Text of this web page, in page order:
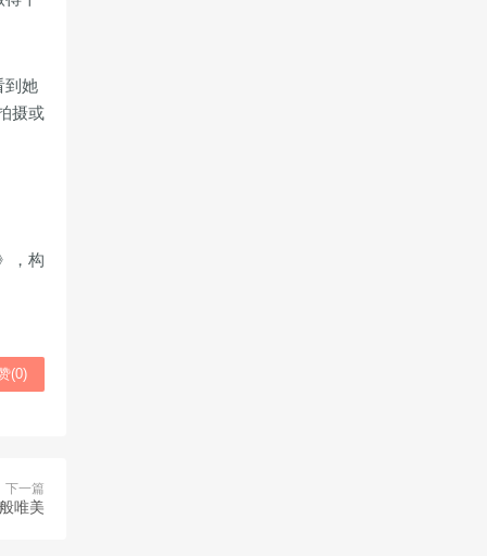
到她
摄或
，构
(0)
下一篇
唯美